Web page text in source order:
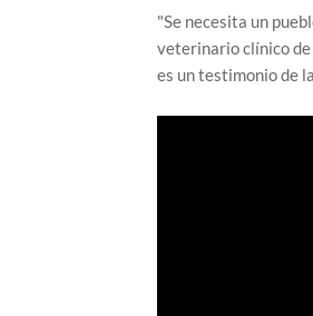
"Se necesita un
veterinario clínico de
es un testimonio de